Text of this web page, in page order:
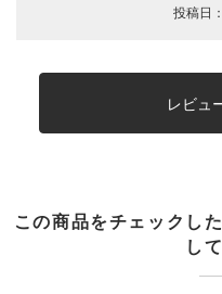
投稿日
レビュ
この商品をチェックし
し